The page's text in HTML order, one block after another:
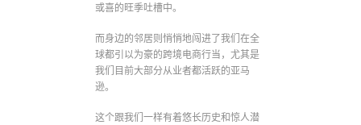
或喜的旺季吐槽中。
而身边的邻居则悄悄地闯进了我们在全
球都引以为豪的跨境电商行当，尤其是
我们目前大部分从业者都活跃的亚马
逊。
这个跟我们一样有着悠长历史和惊人潜